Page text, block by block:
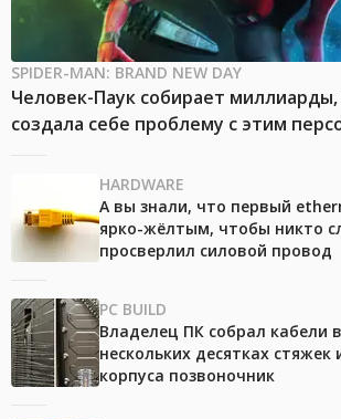
SPIDER-MAN: BRAND NEW DAY
Человек-Паук собирает
создала себе проблему с этим
HARDWARE
А вы знали, что первый
ярко-жёлтым, чтобы никто
просверлил силовой провод
PC BUILD
Владелец ПК собрал кабели
нескольких десятках
корпуса позвоночник